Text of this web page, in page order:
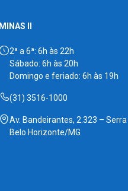
MINAS II
2ª a 6ª: 6h às 22h
Sábado: 6h às 20h
Domingo e feriado: 6h às 19h
(31) 3516-1000
Av. Bandeirantes, 2.323 – Serra
Belo Horizonte/MG